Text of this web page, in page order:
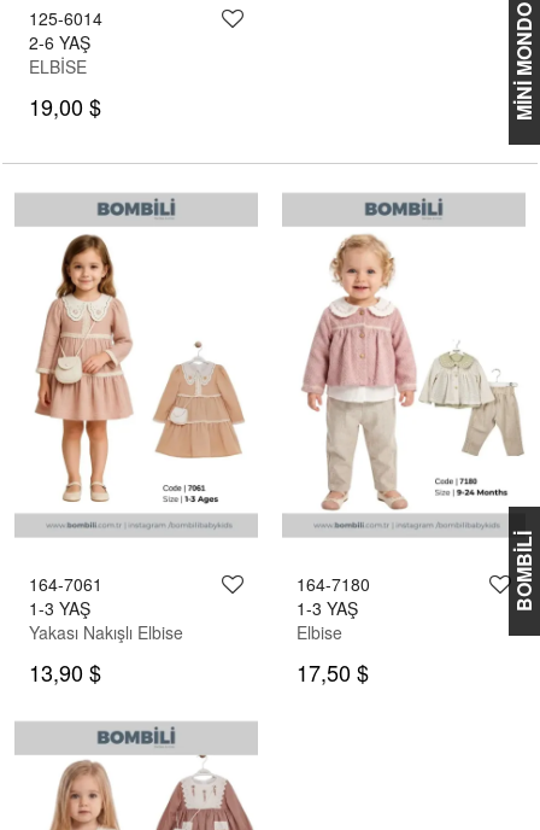
MİNİ MONDO
125-6014
2-6 YAŞ
ELBİSE
19,00 $
BOMBİLİ
164-7061
1-3 YAŞ
Yakası Nakışlı Elbise
13,90 $
164-7180
1-3 YAŞ
Elbise
17,50 $